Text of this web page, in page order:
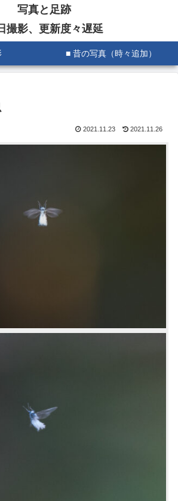
写真と足跡
撮影、更新度々遅延
■ 昔の写真（時々追加）
2021.11.23 2021.11.26